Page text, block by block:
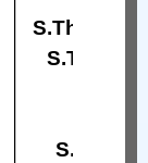
S.Thương